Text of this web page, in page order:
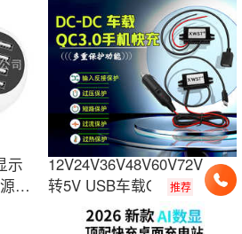
示
源热
12V24V36V48V60V72V
转5V USB车载QC3.0
手机充电器
推荐